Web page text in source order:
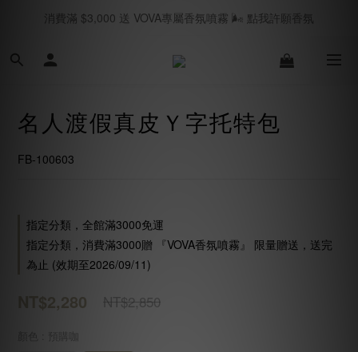
春夏現貨 海島國家旅遊必買🥂｜立即逛逛SHOPNOW
消費滿 $3,000 送 VOVA專屬香氛噴霧 🌬️ 點我許願香氛
七月新品上線 🛎️｜立即逛逛
名人渡假真皮Ｙ字托特包
FB-100603
指定分類，全館滿3000免運
指定分類，消費滿3000贈 『VOVA香氛噴霧』 限量贈送，送完
為止 (效期至2026/09/11)
NT$2,280 NT$2,850
: 預購咖